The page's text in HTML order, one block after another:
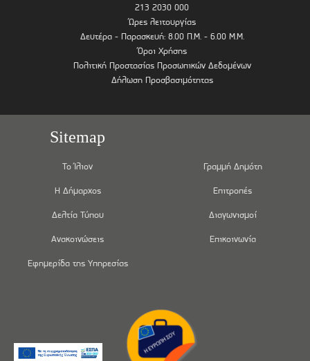
213 2030 000
Ώρες λειτουργίας
Δευτέρα - Παρασκευή: 8.00 Π.Μ. - 6.00 Μ.Μ.
Όροι Χρήσης
Πολιτική Προστασίας Προσωπικών Δεδομένων
Δήλωση Προσβασιμότητας
Sitemap
Το Ίλιον
Η Δήμαρχος
Δελτία Τύπου
Ανακοινώσεις
Εφημερίδα της Υπηρεσίας
Γραμμή Δημότη
Επιτροπές
Διαγωνισμοί
Επικοινωνία